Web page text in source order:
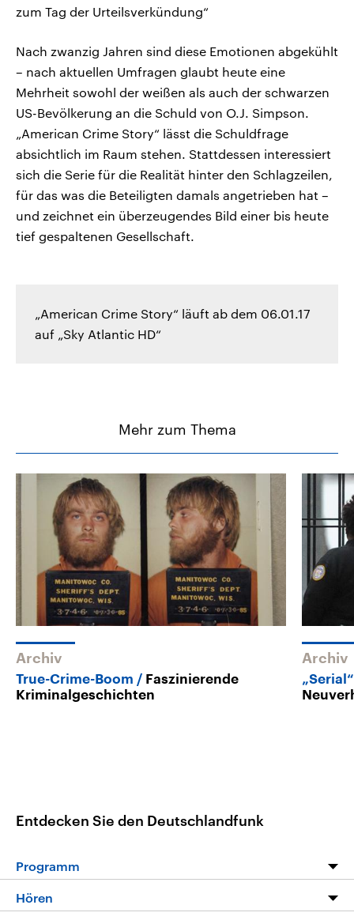
zum Tag der Urteilsverkündung“
Nach zwanzig Jahren sind diese Emotionen abgekühlt
– nach aktuellen Umfragen glaubt heute eine
Mehrheit sowohl der weißen als auch der schwarzen
US-Bevölkerung an die Schuld von O.J. Simpson.
„American Crime Story“ lässt die Schuldfrage
absichtlich im Raum stehen. Stattdessen interessiert
sich die Serie für die Realität hinter den Schlagzeilen,
für das was die Beteiligten damals angetrieben hat –
und zeichnet ein überzeugendes Bild einer bis heute
tief gespaltenen Gesellschaft.
„American Crime Story“ läuft ab dem 06.01.17
auf „Sky Atlantic HD“
Mehr zum Thema
Archiv
True-Crime-Boom
Faszinierende
Kriminalgeschichten
Archiv
Entdecken Sie den Deutschlandfunk
Programm
Programm
Hören